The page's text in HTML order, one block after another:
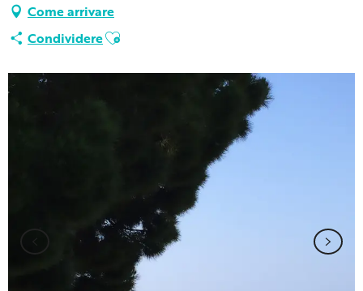
Come arrivare
CondividereAjouter aux favoris